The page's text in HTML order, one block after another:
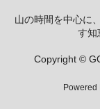
山の時間を中心に
す知
Copyright ©
Powered